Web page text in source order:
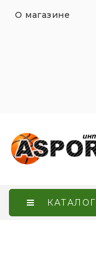
О магазине
КАТАЛОГ